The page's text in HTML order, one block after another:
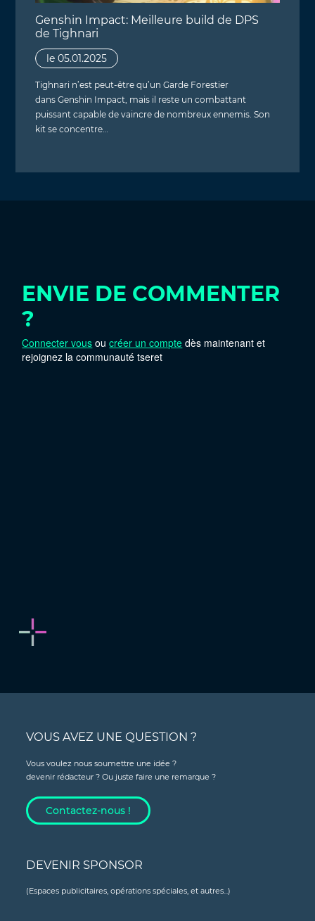
Genshin Impact: Meilleure build de DPS
de Tighnari
le 05.01.2025
Tighnari n’est peut-être qu’un Garde Forestier
dans Genshin Impact, mais il reste un combattant
puissant capable de vaincre de nombreux ennemis. Son
kit se concentre…
ENVIE DE COMMENTER
?
Connecter vous oucréer un compte dès maintenant et
rejoignez la communauté tseret
VOUS AVEZ UNE QUESTION ?
Vous voulez nous soumettre une idée ?
devenir rédacteur ? Ou juste faire une remarque ?
Contactez-nous !
DEVENIR SPONSOR
(Espaces publicitaires, opérations spéciales, et autres...)